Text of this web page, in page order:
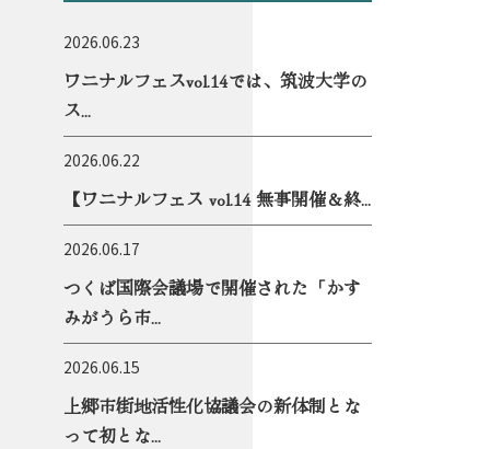
2026.06.23
ワニナルフェスvol.14では、筑波大学の
ス...
2026.06.22
【ワニナルフェス vol.14 無事開催＆終...
2026.06.17
つくば国際会議場で開催された「かす
みがうら市...
2026.06.15
上郷市街地活性化協議会の新体制とな
って初とな...